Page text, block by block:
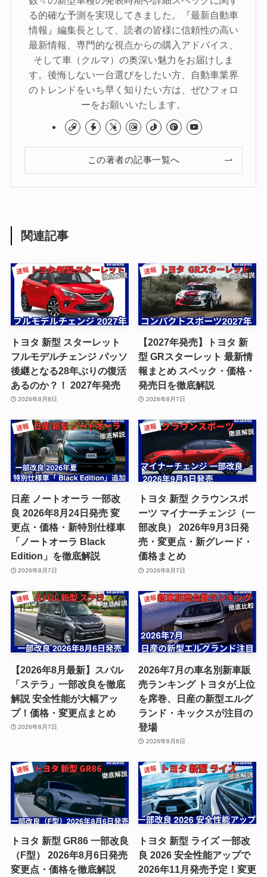
る的確な予測を実現してきました。『最新自動車
情報』編集長として、読者の皆様に信頼性の高い
最新情報、専門的な視点からの購入アドバイス、
そして車（クルマ）の奥深い魅力をお届けしま
す。後悔しない一台選びをしたい方、自動車業界
のトレンドをいち早く知りたい方は、ぜひフォロ
ーをお願いいたします。
この著者の記事一覧へ
関連記事
トヨタ 新型 スターレット
フルモデルチェンジ パッソ
後継となる28年ぶりの復活
あるのか？！ 2027年発売
2026年8月8日
【2027年発売】トヨタ 新
型 GRスターレット 最新情
報まとめ スペック・価格・
発売日を徹底解説
2026年8月7日
日産 ノートオーラ 一部改
良 2026年8月24日発売 変
更点・価格・新特別仕様車
「ノートオーラ Black
Edition」を徹底解説
2026年8月7日
トヨタ 新型 クラウンスポ
ーツ マイナーチェンジ（一
部改良） 2026年9月3日発
売・変更点・新グレード・
価格まとめ
2026年8月7日
【2026年8月最新】スバル
「ステラ」一部改良を徹底
解説 安全性能が大幅アッ
プ！価格・変更点まとめ
2026年8月7日
2026年7月の車名別新車販
売ランキング トヨタが上位
を席巻、日産の新型エルグ
ランド・キックスが注目の
登場
2026年8月6日
トヨタ 新型 GR86 一部改良
（F型） 2026年8月6日発売
変更点・価格を徹底解説
トヨタ 新型 ライズ 一部改
良 2026 安全性能アップで
2026年11月発売予定！変更